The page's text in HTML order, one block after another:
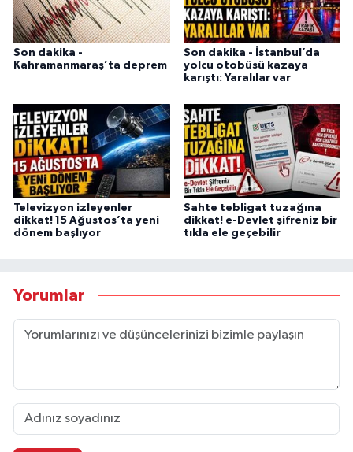
Son dakika -
Kahramanmaraş’ta deprem
Son dakika - İstanbul’da
yolcu otobüsü kazaya
karıştı: Yaralılar var
Televizyon izleyenler
dikkat! 15 Ağustos’ta yeni
dönem başlıyor
Sahte tebligat tuzağına
dikkat! e-Devlet şifreniz bir
tıkla ele geçebilir
Yorumlar